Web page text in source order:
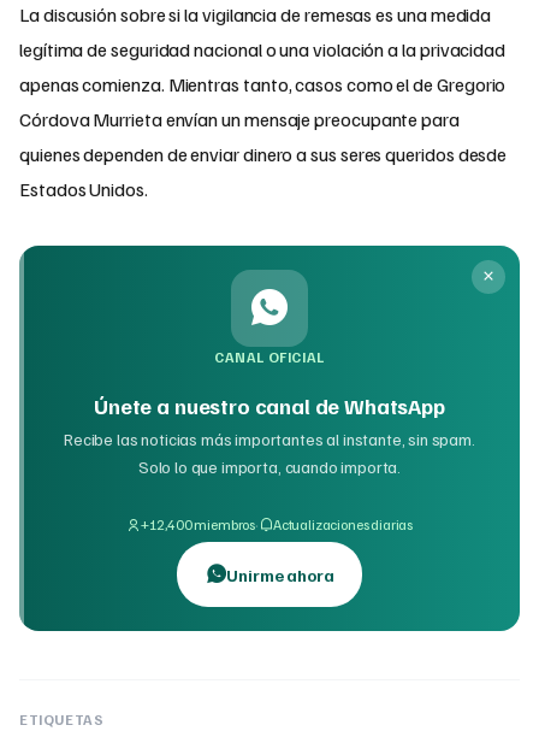
La discusión sobre si la vigilancia de remesas es una medida
legítima de seguridad nacional o una violación a la privacidad
apenas comienza. Mientras tanto, casos como el de Gregorio
Córdova Murrieta envían un mensaje preocupante para
quienes dependen de enviar dinero a sus seres queridos desde
Estados Unidos.
CANAL OFICIAL
Únete a nuestro canal de WhatsApp
Recibe las noticias más importantes al instante, sin spam.
Solo lo que importa, cuando importa.
+12,400 miembros· Actualizaciones diarias
Unirme ahora
ETIQUETAS